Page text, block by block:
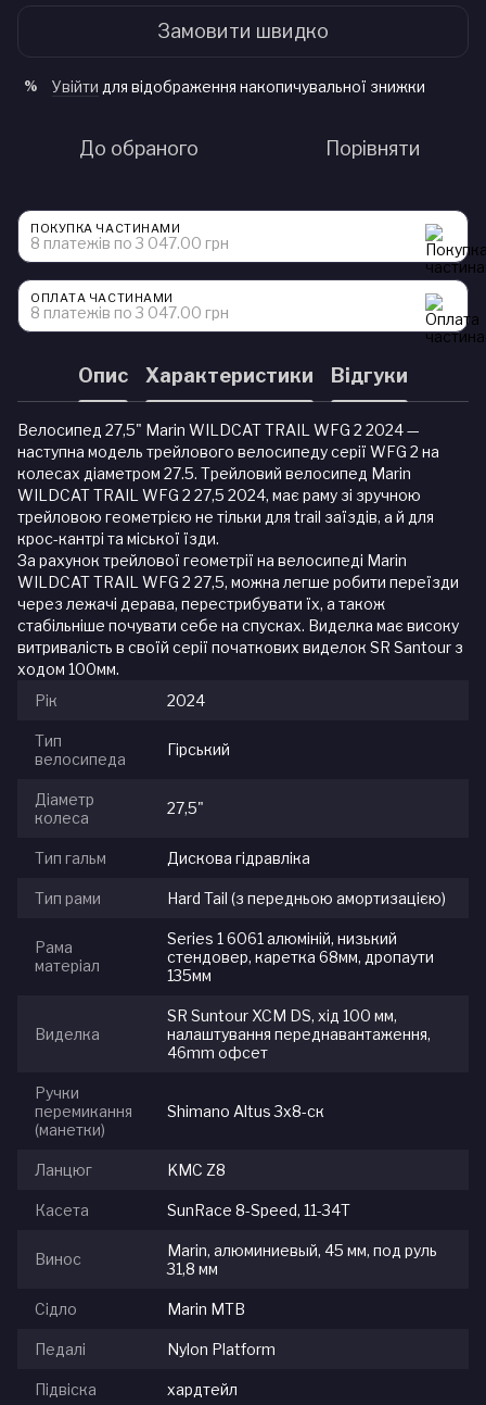
Замовити швидко
% Увійти для відображення накопичувальної знижки
До обраного Порівняти
ПОКУПКА ЧАСТИНАМИ
8 платежів по 3 047.00 грн
ОПЛАТА ЧАСТИНАМИ
8 платежів по 3 047.00 грн
Опис Характеристики Відгуки
Велосипед 27,5" Marin WILDCAT TRAIL WFG 2 2024 —
наступна модель трейлового велосипеду серії WFG 2 на
колесах діаметром 27.5. Трейловий велосипед Marin
WILDCAT TRAIL WFG 2 27,5 2024, має раму зі зручною
трейловою геометрією не тільки для trail заїздів, а й для
крос-кантрі та міської їзди.
За рахунок трейлової геометрії на велосипеді Marin
WILDCAT TRAIL WFG 2 27,5, можна легше робити переїзди
через лежачі дерава, перестрибувати їх, а також
стабільніше почувати себе на спусках. Виделка має високу
витривалість в своїй серії початкових виделок SR Santour з
ходом 100мм.
Рік
2024
Тип
велосипеда
Гірський
Діаметр
колеса
27,5"
Тип гальм Дискова гідравліка
Тип рами Hard Tail (з передньою амортизацією)
Рама
матеріал
Series 1 6061 алюміній, низький
стендовер, каретка 68мм, дропаути
135мм
Виделка
SR Suntour XCM DS, хід 100 мм,
налаштування переднавантаження,
46mm офсет
Ручки
перемикання
(манетки)
Shimano Altus 3x8-ск
Ланцюг KMC Z8
Касета SunRace 8-Speed, 11-34T
Винос
Marin, алюминиевый, 45 мм, под руль
31,8 мм
Сідло Marin MTB
Педалі Nylon Platform
Підвіска хардтейл